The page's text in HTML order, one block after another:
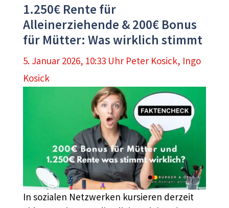
1.250€ Rente für
Alleinerziehende & 200€ Bonus
für Mütter: Was wirklich stimmt
5. Januar 2026, 10:33 Uhr Peter Kosick, Ingo
Kosick
In sozialen Netzwerken kursieren derzeit